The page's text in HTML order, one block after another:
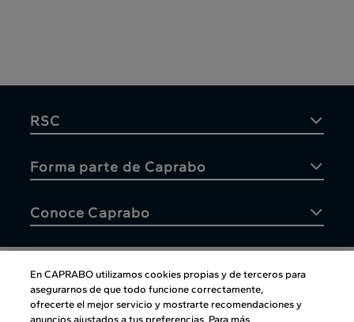
RSC
Forma parte de Caprabo
Conoce Caprabo
Atención al cliente
En CAPRABO utilizamos cookies propias y de terceros para
asegurarnos de que todo funcione correctamente,
ofrecerte el mejor servicio y mostrarte recomendaciones y
anuncios ajustados a tus preferencias. Para más